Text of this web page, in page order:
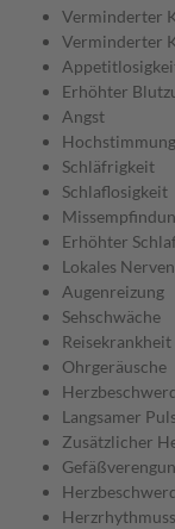
Verminderter
Verminderter
Erhöhter
Angst
Hochstimmung
Schläfrigkeit
Schlaflosigkeit
Erhöhter
Lokales
Augenreizung
Sehschwäche
Reisekrankheit
Ohrgeräusche
Langsamer
Zusätzlicher